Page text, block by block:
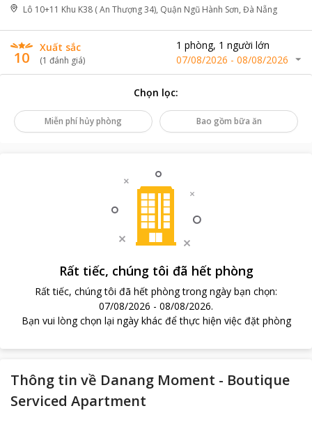
Lô 10+11 Khu K38 ( An Thượng 34), Quận Ngũ Hành Sơn, Đà Nẵng
10
Xuất sắc
(1 đánh giá)
1 phòng, 1 người lớn
07/08/2026 - 08/08/2026
Chọn lọc:
Miễn phí hủy phòng Bao gồm bữa ăn
Rất tiếc, chúng tôi đã hết phòng
Rất tiếc, chúng tôi đã hết phòng trong ngày bạn chọn:
07/08/2026 - 08/08/2026.
Bạn vui lòng chọn lại ngày khác để thực hiện việc đặt phòng
Thông tin về Danang Moment - Boutique
Serviced Apartment